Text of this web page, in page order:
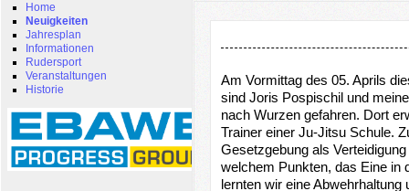
Home
Neuigkeiten
Jahresplan
Informationen
Rudersport
Veranstaltungen
Historie
Am Vormittag des 05. Aprils
sind Joris Pospischil und
nach Wurzen gefahren. Dort
Trainer einer Ju-Jitsu Schule.
Gesetzgebung als
welchem Punkten, das Eine in
lernten wir eine